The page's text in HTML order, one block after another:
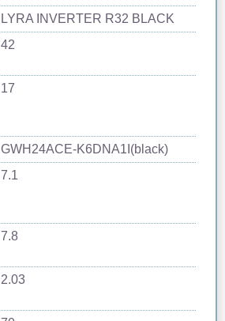
LYRA INVERTER R32 BLACK
42
17
GWH24ACE-K6DNA1I(black)
7.1
7.8
2.03